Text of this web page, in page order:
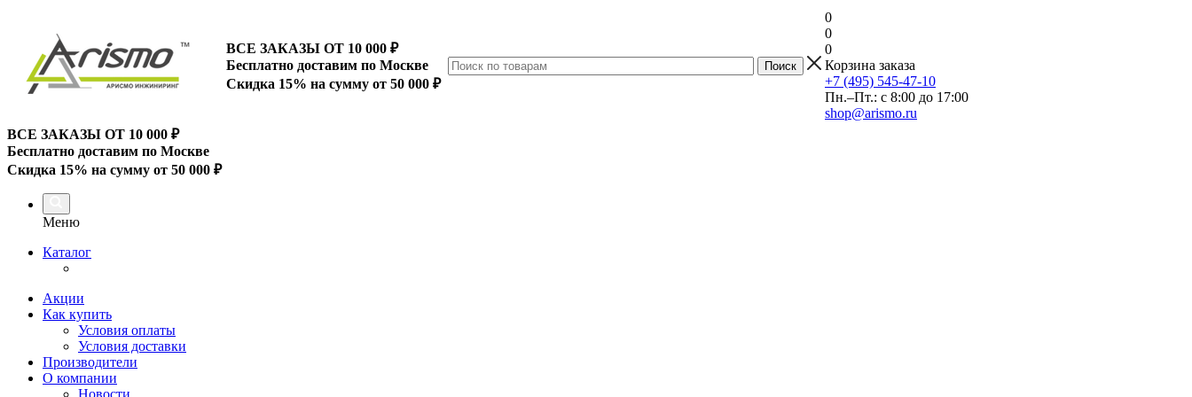
ВСЕ ЗАКАЗЫ ОТ 10 000 ₽
Бесплатно доставим по Москве
Скидка 15% на сумму от 50 000 ₽
0
0
0
Корзина заказа
+7 (495) 545-47-10
Пн.–Пт.: с 8:00 до 17:00
shop@arismo.ru
ВСЕ ЗАКАЗЫ ОТ 10 000 ₽
Бесплатно доставим по Москве
Скидка 15% на сумму от 50 000 ₽
Меню
Каталог
Акции
Как купить
Условия оплаты
Условия доставки
Производители
О компании
Новости